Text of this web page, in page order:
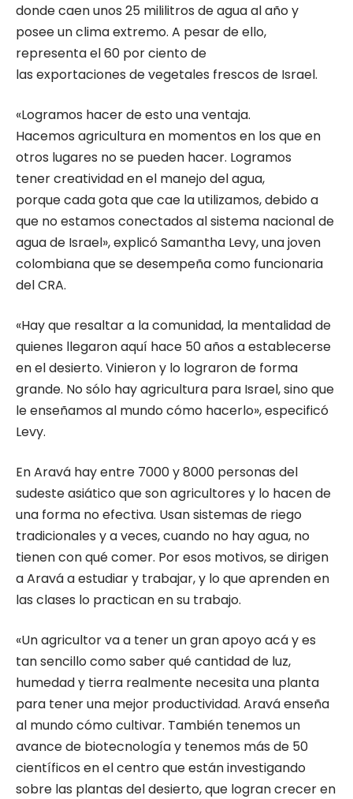
donde caen unos 25 mililitros de agua al año y
posee un clima extremo. A pesar de ello,
representa el 60 por ciento de
las exportaciones de vegetales frescos de Israel.
«Logramos hacer de esto una ventaja.
Hacemos agricultura en momentos en los que en
otros lugares no se pueden hacer. Logramos
tener creatividad en el manejo del agua,
porque cada gota que cae la utilizamos, debido a
que no estamos conectados al sistema nacional de
agua de Israel», explicó Samantha Levy, una joven
colombiana que se desempeña como funcionaria
del CRA.
«Hay que resaltar a la comunidad, la mentalidad de
quienes llegaron aquí hace 50 años a establecerse
en el desierto. Vinieron y lo lograron de forma
grande. No sólo hay agricultura para Israel, sino que
le enseñamos al mundo cómo hacerlo», especificó
Levy.
En Aravá hay entre 7000 y 8000 personas del
sudeste asiático que son agricultores y lo hacen de
una forma no efectiva. Usan sistemas de riego
tradicionales y a veces, cuando no hay agua, no
tienen con qué comer. Por esos motivos, se dirigen
a Aravá a estudiar y trabajar, y lo que aprenden en
las clases lo practican en su trabajo.
«Un agricultor va a tener un gran apoyo acá y es
tan sencillo como saber qué cantidad de luz,
humedad y tierra realmente necesita una planta
para tener una mejor productividad. Aravá enseña
al mundo cómo cultivar. También tenemos un
avance de biotecnología y tenemos más de 50
científicos en el centro que están investigando
sobre las plantas del desierto, que logran crecer en